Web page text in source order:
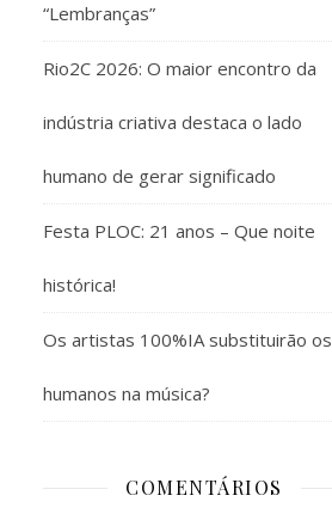
“Lembranças”
Rio2C 2026: O maior encontro da
indústria criativa destaca o lado
humano de gerar significado
Festa PLOC: 21 anos – Que noite
histórica!
Os artistas 100%IA substituirão os
humanos na música?
COMENTÁRIOS